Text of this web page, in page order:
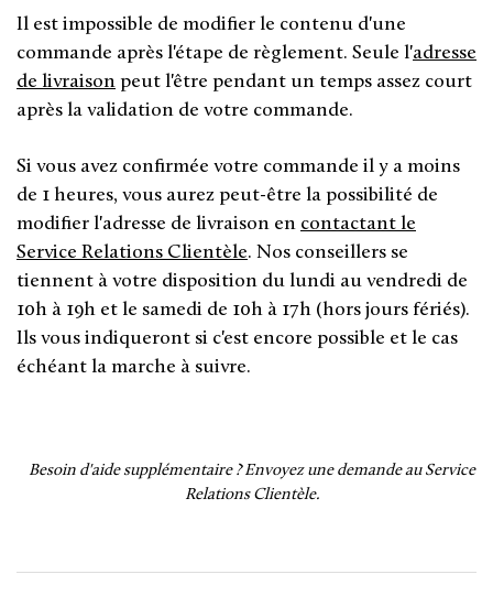
Il est impossible de modifier le contenu d'une
commande après l'étape de règlement. Seule l'adresse
de livraisonpeut l'être pendant un temps assez court
après la validation de votre commande.
Si vous avez confirmée votre commande il y a moins
de 1 heures, vous aurez peut-être la possibilité de
modifier l'adresse de livraison en contactant le
Service Relations Clientèle. Nos conseillers se
tiennent à votre disposition du lundi au vendredi de
10h à 19h et le samedi de 10h à 17h (hors jours fériés).
Ils vous indiqueront si c'est encore possible et le cas
échéant la marche à suivre.
Besoin d'aide supplémentaire ?Envoyez une demande au Service
Relations Clientèle.